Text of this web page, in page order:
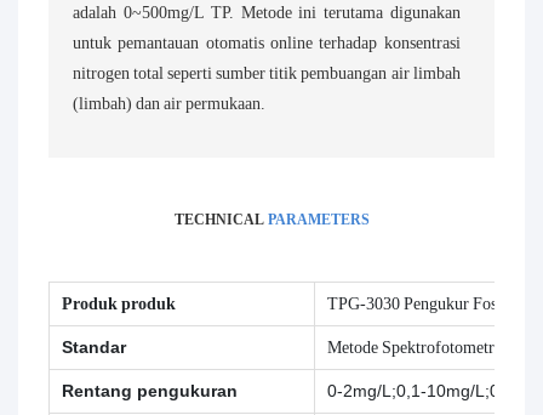
adalah 0~500mg/L TP. Metode ini terutama digunakan
untuk pemantauan otomatis online terhadap konsentrasi
nitrogen total seperti sumber titik pembuangan air limbah
(limbah) dan air permukaan.
TECHNICAL PARAMETERS
Produk produk TPG-3030 Pengukur Fosfor
Standar Metode Spektrofotometri
Rentang pengukuran 0-2mg/L;0,1-10mg/L;0,5-